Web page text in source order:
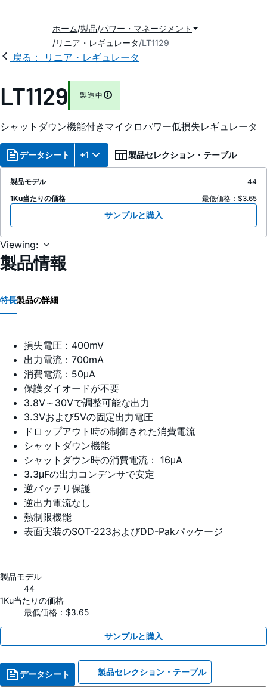
ホーム 製品 パワー・マネージメント
リニア・レギュレータ LT1129
戻る： リニア・レギュレータ
LT1129 製造中
シャットダウン機能付きマイクロパワー低損失レギュレータ
データシート +1 製品セレクション・テーブル
製品モデル
44
1Ku当たりの価格
最低価格：$3.65
サンプルと購入
Viewing:
製品情報
特長製品の詳細
損失電圧：400mV
出力電流：700mA
消費電流：50μA
保護ダイオードが不要
3.8V～30Vで調整可能な出力
3.3Vおよび5Vの固定出力電圧
ドロップアウト時の制御された消費電流
シャットダウン機能
シャットダウン時の消費電流： 16μA
3.3μFの出力コンデンサで安定
逆バッテリ保護
逆出力電流なし
熱制限機能
表面実装のSOT-223およびDD-Pakパッケージ
製品モデル
44
1Ku当たりの価格
最低価格：$3.65
サンプルと購入
データシート 製品セレクション・テーブル